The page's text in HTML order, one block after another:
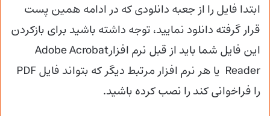
ابتدا فایل را از جعبه دانلودی که در ادامه همین پست
قرار گرفته دانلود نمایید، توجه داشته باشید برای بازکردن
این فایل شما باید از قبل نرم افزارAdobe Acrobat
را فراخوانی کند را نصب کرده باشید.